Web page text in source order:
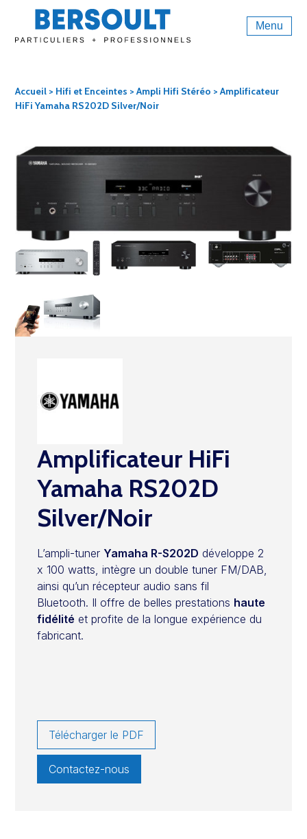
Menu
Accueil > Hifi et Enceintes >Ampli Hifi Stéréo > Amplificateur
HiFi Yamaha RS202D Silver/Noir
Amplificateur HiFi
Yamaha RS202D
Silver/Noir
L’ampli-tuner Yamaha R-S202D développe 2
x 100 watts, intègre un double tuner FM/DAB,
ainsi qu’un récepteur audio sans fil
Bluetooth. Il offre de belles prestations haute
fidélité et profite de la longue expérience du
fabricant.
Télécharger le PDF
Contactez-nous